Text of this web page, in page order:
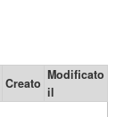
Creato
Modificato
il